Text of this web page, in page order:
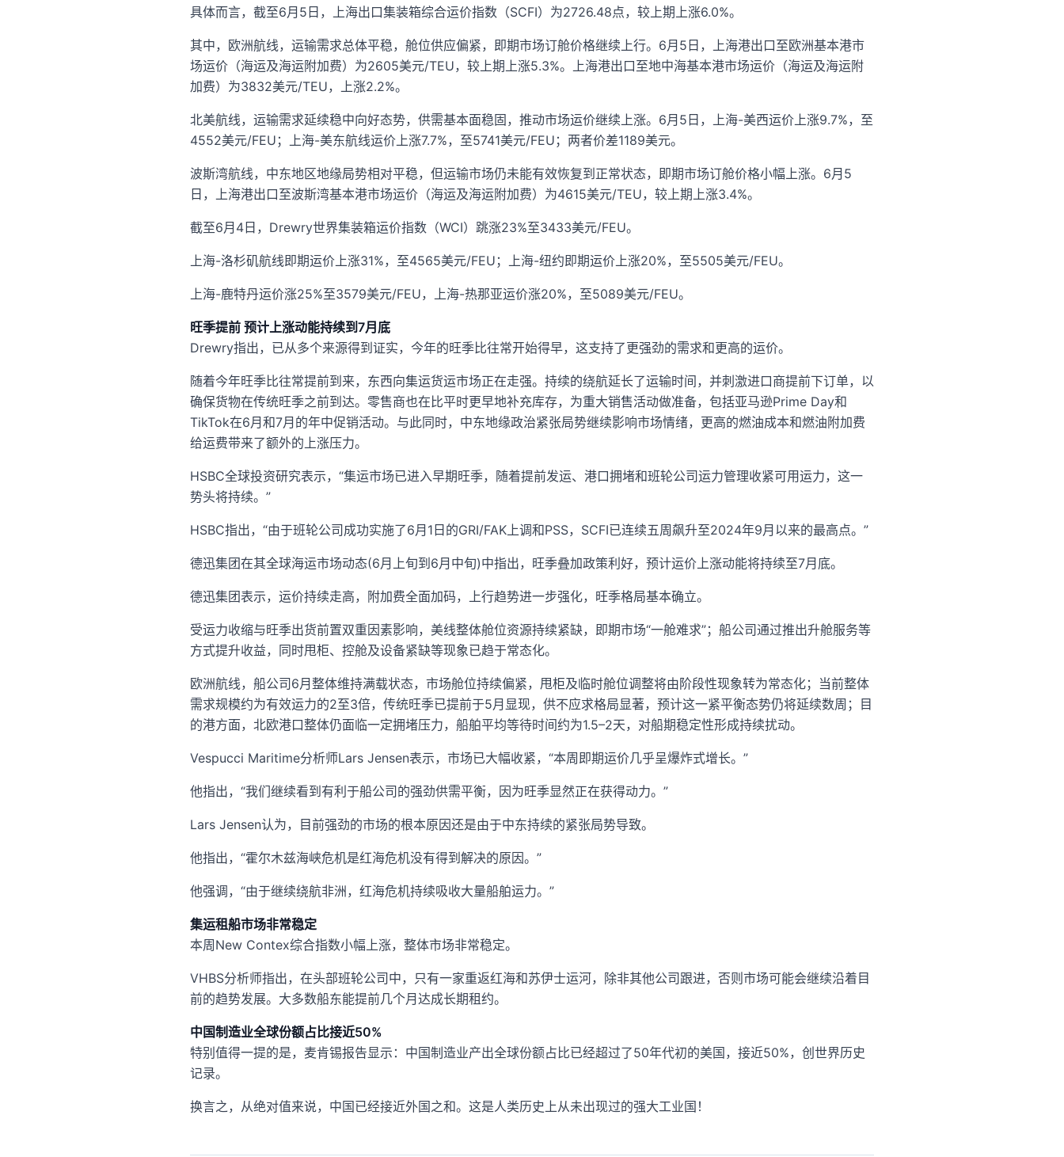
具体而言，截至6月5日，上海出口集装箱综合运价指数（SCFI）为2726.48点，较上期上涨6.0%。
其中，欧洲航线，运输需求总体平稳，舱位供应偏紧，即期市场订舱价格继续上行。6月5日，上海港出口至欧洲基本港市
场运价（海运及海运附加费）为2605美元/TEU，较上期上涨5.3%。上海港出口至地中海基本港市场运价（海运及海运附
加费）为3832美元/TEU，上涨2.2%。
北美航线，运输需求延续稳中向好态势，供需基本面稳固，推动市场运价继续上涨。6月5日，上海-美西运价上涨9.7%，至
4552美元/FEU；上海-美东航线运价上涨7.7%，至5741美元/FEU；两者价差1189美元。
波斯湾航线，中东地区地缘局势相对平稳，但运输市场仍未能有效恢复到正常状态，即期市场订舱价格小幅上涨。6月5
日，上海港出口至波斯湾基本港市场运价（海运及海运附加费）为4615美元/TEU，较上期上涨3.4%。
截至6月4日，Drewry世界集装箱运价指数（WCI）跳涨23%至3433美元/FEU。
上海-洛杉矶航线即期运价上涨31%，至4565美元/FEU；上海-纽约即期运价上涨20%，至5505美元/FEU。
上海-鹿特丹运价涨25%至3579美元/FEU，上海-热那亚运价涨20%，至5089美元/FEU。
旺季提前 预计上涨动能持续到7月底
Drewry指出，已从多个来源得到证实，今年的旺季比往常开始得早，这支持了更强劲的需求和更高的运价。
随着今年旺季比往常提前到来，东西向集运货运市场正在走强。持续的绕航延长了运输时间，并刺激进口商提前下订单，以
确保货物在传统旺季之前到达。零售商也在比平时更早地补充库存，为重大销售活动做准备，包括亚马逊Prime Day和
TikTok在6月和7月的年中促销活动。与此同时，中东地缘政治紧张局势继续影响市场情绪，更高的燃油成本和燃油附加费
给运费带来了额外的上涨压力。
HSBC全球投资研究表示，“集运市场已进入早期旺季，随着提前发运、港口拥堵和班轮公司运力管理收紧可用运力，这一
势头将持续。”
HSBC指出，“由于班轮公司成功实施了6月1日的GRI/FAK上调和PSS，SCFI已连续五周飙升至2024年9月以来的最高点。”
德迅集团在其全球海运市场动态(6月上旬到6月中旬)中指出，旺季叠加政策利好，预计运价上涨动能将持续至7月底。
德迅集团表示，运价持续走高，附加费全面加码，上行趋势进一步强化，旺季格局基本确立。
受运力收缩与旺季出货前置双重因素影响，美线整体舱位资源持续紧缺，即期市场“一舱难求”；船公司通过推出升舱服务等
方式提升收益，同时甩柜、控舱及设备紧缺等现象已趋于常态化。
欧洲航线，船公司6月整体维持满载状态，市场舱位持续偏紧，甩柜及临时舱位调整将由阶段性现象转为常态化；当前整体
需求规模约为有效运力的2至3倍，传统旺季已提前于5月显现，供不应求格局显著，预计这一紧平衡态势仍将延续数周；目
的港方面，北欧港口整体仍面临一定拥堵压力，船舶平均等待时间约为1.5–2天，对船期稳定性形成持续扰动。
Vespucci Maritime分析师Lars Jensen表示，市场已大幅收紧，“本周即期运价几乎呈爆炸式增长。”
他指出，“我们继续看到有利于船公司的强劲供需平衡，因为旺季显然正在获得动力。”
Lars Jensen认为，目前强劲的市场的根本原因还是由于中东持续的紧张局势导致。
他指出，“霍尔木兹海峡危机是红海危机没有得到解决的原因。”
他强调，“由于继续绕航非洲，红海危机持续吸收大量船舶运力。”
集运租船市场非常稳定
本周New Contex综合指数小幅上涨，整体市场非常稳定。
VHBS分析师指出，在头部班轮公司中，只有一家重返红海和苏伊士运河，除非其他公司跟进，否则市场可能会继续沿着目
前的趋势发展。大多数船东能提前几个月达成长期租约。
中国制造业全球份额占比接近50%
特别值得一提的是，麦肯锡报告显示：中国制造业产出全球份额占比已经超过了50年代初的美国，接近50%，创世界历史
记录。
换言之，从绝对值来说，中国已经接近外国之和。这是人类历史上从未出现过的强大工业国！